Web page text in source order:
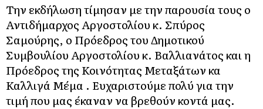
Την εκδήλωση τίμησαν με την παρουσία τους ο
Αντιδήμαρχος Αργοστολίου κ. Σπύρος
Σαμούρης, ο Πρόεδρος του Δημοτικού
Συμβουλίου Αργοστολίου κ. Βαλλιανάτος και η
Πρόεδρος της Κοινότητας Μεταξάτων κα
Καλλιγά Μέμα . Ευχαριστούμε πολύ για την
τιμή που μας έκαναν να βρεθούν κοντά μας.